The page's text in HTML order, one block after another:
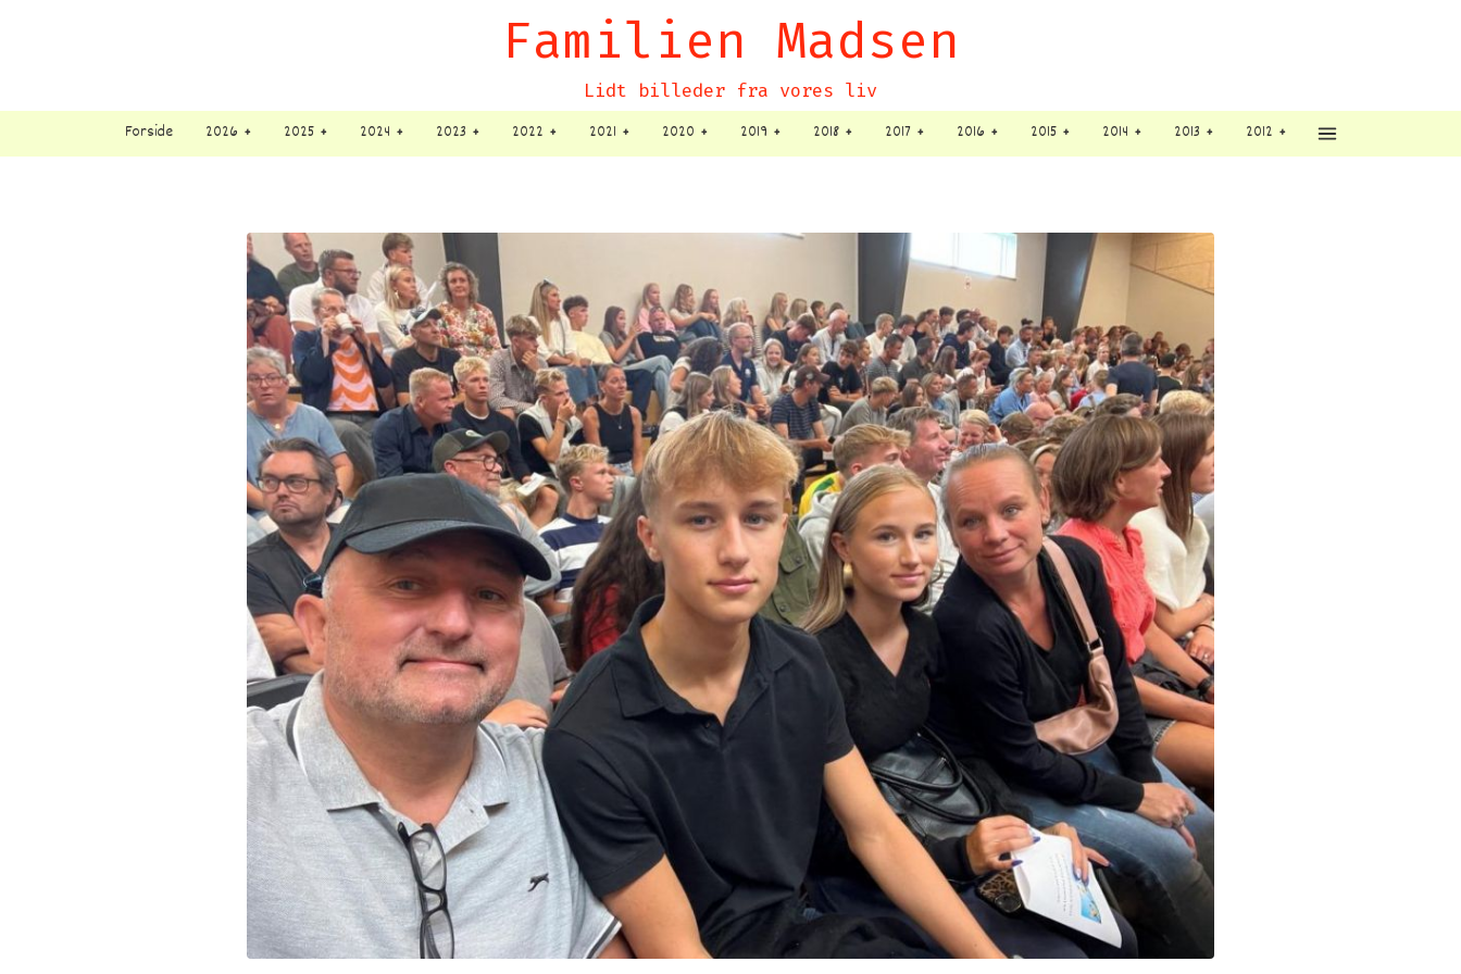
Familien Madsen
Lidt billeder fra vores liv
Forside 2026 2025 2024 2023 2022 2021 2020 2019 2018 2017 2016 2015 2014 2013 2012 Vis flere